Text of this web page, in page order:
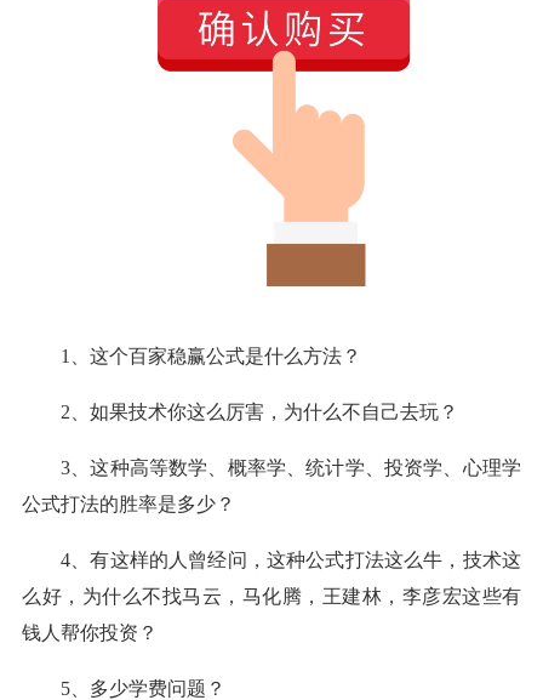
1、这个百家稳赢公式是什么方法？
2、如果技术你这么厉害，为什么不自己去玩？
3、这种高等数学、概率学、统计学、投资学、心理学
公式打法的胜率是多少？
4、有这样的人曾经问，这种公式打法这么牛，技术这
么好，为什么不找马云，马化腾，王建林，李彦宏这些有
钱人帮你投资？
5、多少学费问题？